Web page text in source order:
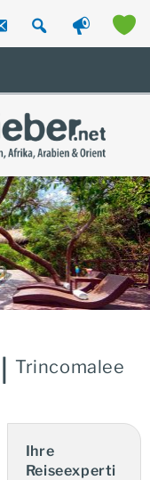
Trincomalee
Ihre
Reiseexperti